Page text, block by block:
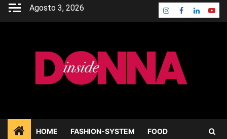
Skip
Agosto 3, 2026 Instagram
Facebook
Linkedin
HOME FASHION-SYSTEM FOOD